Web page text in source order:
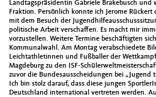
Landtagspräsidentin Gabriele Brakebusch
Fraktion. Persönlich konnte ich Jerome
mit dem Besuch der
politische Arbeit verschaffen. Es macht mir
vorzustellen. Weitere Termine beschäftigten
Kommunalwahl. Am Montag verabschiedete
Leichtathletinnen und Fußballer der
Magdeburg zu den ISF-
zuvor die Bundesausscheidungen bei
Ich bin stolz darauf, dass diese jungen
Deutschland international vertreten werden.